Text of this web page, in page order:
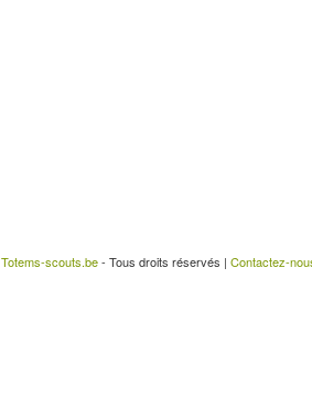
Totems-scouts.be- Tous droits réservés | Contactez-